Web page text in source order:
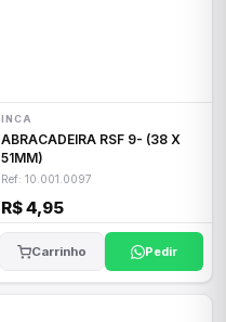
INCA
ABRACADEIRA RSF 9- (38 X
51MM)
Ref: 10.001.0097
R$ 4,95
Carrinho Pedir